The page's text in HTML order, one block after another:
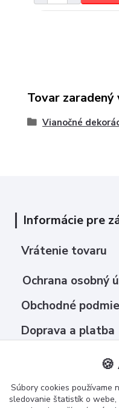
Tovar
Vianočné
Informácie pre
Vrátenie tovaru
Ochrana osobný
Obchodné
Doprava a platba
Ako nakupovať ?
Kontakt
Súbory cookies používame
sledovanie štatistík o